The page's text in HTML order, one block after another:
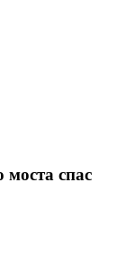
спас